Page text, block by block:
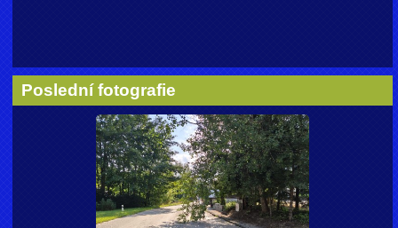
Poslední fotografie